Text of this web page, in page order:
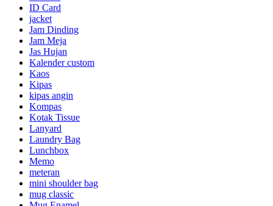
ID Card
jacket
Jam Dinding
Jam Meja
Jas Hujan
Kalender custom
Kaos
Kipas
kipas angin
Kompas
Kotak Tissue
Lanyard
Laundry Bag
Lunchbox
Memo
meteran
mini shoulder bag
mug classic